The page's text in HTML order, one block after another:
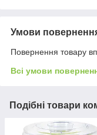
Умови
Повернення товару
Всі умови
Подібні товари